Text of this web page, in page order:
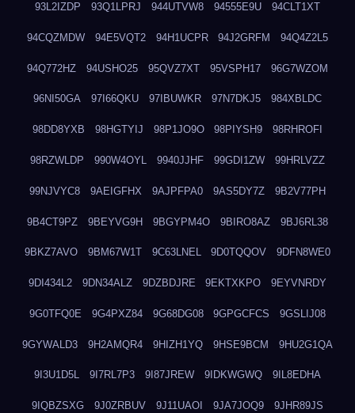
93L2IZDP 93Q1LPRJ 944UTVW8 94555E9U 94CLT1XT
94CQZMDW 94E5VQT2 94H1UCPR 94J2GRFM 94Q4Z2L5
94Q772HZ 94USHO25 95QVZ7XT 95VSPH17 96G7WZOM
96NI50GA 97I66QKU 97IBUWKR 97N7DKJ5 984XBLDC
98DD8YXB 98HGTYIJ 98P1JO9O 98PIYSH9 98RHROFI
98RZWLDP 990W4OYL 9940JJHF 99GDI1ZW 99HRLVZZ
99NJVYC8 9AEIGFHX 9AJPFPA0 9AS5DY7Z 9B2V77PH
9B4CT9PZ 9BEYVG9H 9BGYPM4O 9BIRO8AZ 9BJ6RL38
9BKZ7AVO 9BM67W1T 9C63LNEL 9D0TQQOV 9DFN8WE0
9DI434L2 9DN34ALZ 9DZBDJRE 9EKTXKPO 9EYVNRDY
9G0TFQ0E 9G4PXZ84 9G68DG08 9GPGCFCS 9GSLIJ08
9GYWALD3 9H2AMQR4 9HIZH1YQ 9HSE9BCM 9HU2G1QA
9I3U1D5L 9I7RL7P3 9I87JREW 9IDKWGWQ 9IL8EDHA
9IQBZSXG 9J0ZRBUV 9J11UAOI 9JA7JOQ9 9JHR89JS